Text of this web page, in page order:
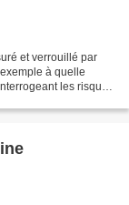
et verrouillé par
à quelle
les risques